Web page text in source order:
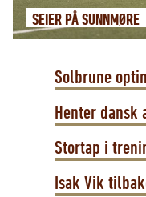
SEIER PÅ SUNNMØRE
Solbrune
Henter dansk
Stortap i
Isak Vik